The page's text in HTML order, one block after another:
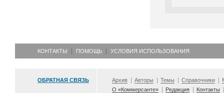
КОНТАКТЫ ПОМОЩЬ УСЛОВИЯ ИСПОЛЬЗОВАНИЯ
ОБРАТНАЯ СВЯЗЬ Архив Авторы Темы Справочники
О «Коммерсанте»
Редакция Контакты